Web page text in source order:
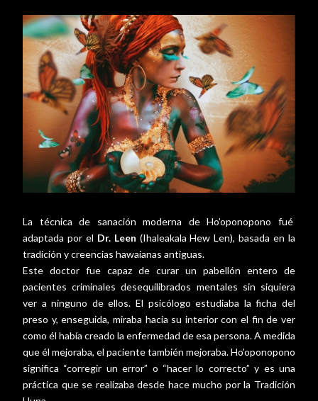
La técnica de sanación moderna de Ho’oponopono fué
adaptada por el Dr. Leen (Ihaleakala Hew Len), basada en la
tradición y creencias hawaianas antiguas.
Este doctor fue capaz de curar un pabellón entero de
pacientes criminales desequilibrados mentales sin siquiera
ver a ninguno de ellos. El psicólogo estudiaba la ficha del
preso y, enseguida, miraba hacia su interior con el fin de ver
como él había creado la enfermedad de esa persona. A medida
que él mejoraba, el paciente también mejoraba. Ho’oponopono
significa “corregir un error” o “hacer lo correcto” y es una
práctica que se realizaba desde hace mucho por la Tradición